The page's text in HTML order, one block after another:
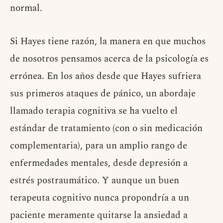
normal.
Si Hayes tiene razón, la manera en que muchos
de nosotros pensamos acerca de la psicología es
errónea. En los años desde que Hayes sufriera
sus primeros ataques de pánico, un abordaje
llamado terapia cognitiva se ha vuelto el
estándar de tratamiento (con o sin medicación
complementaria), para un amplio rango de
enfermedades mentales, desde depresión a
estrés postraumático. Y aunque un buen
terapeuta cognitivo nunca propondría a un
paciente meramente quitarse la ansiedad a